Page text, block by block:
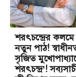
শরৎচন্দ্রের
নতুন পাঠ!
সৃজিত
শরৎচন্দ্র’!